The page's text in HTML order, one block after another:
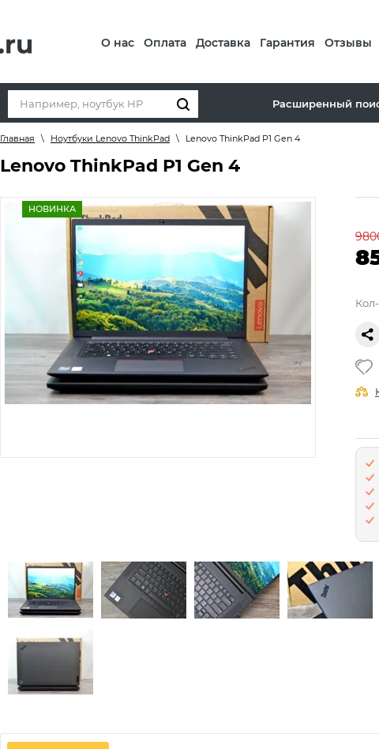
О нас Оплата Доставка Гарантия Отзывы
Расширенный
Главная \ Ноутбуки Lenovo ThinkPad \ Lenovo ThinkPad P1 Gen 4
Lenovo ThinkPad P1 Gen 4
НОВИНКА